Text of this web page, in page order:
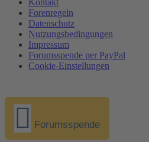
Forenregeln
Datenschutz
Nutzungsbedingungen
Impressum
Forumsspende per PayPal
Cookie-Einstellungen
Forumsspende